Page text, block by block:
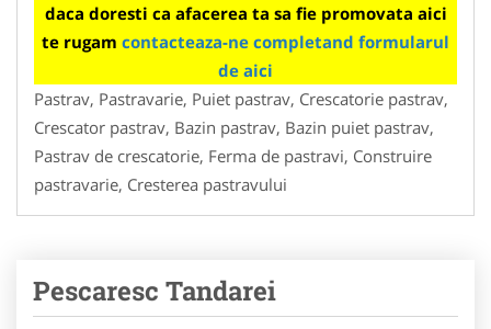
daca doresti ca afacerea ta sa fie promovata aici
te rugam contacteaza-ne completand formularul
de aici
Pastrav, Pastravarie, Puiet pastrav, Crescatorie pastrav,
Crescator pastrav, Bazin pastrav, Bazin puiet pastrav,
Pastrav de crescatorie, Ferma de pastravi, Construire
pastravarie, Cresterea pastravului
Pescaresc Tandarei